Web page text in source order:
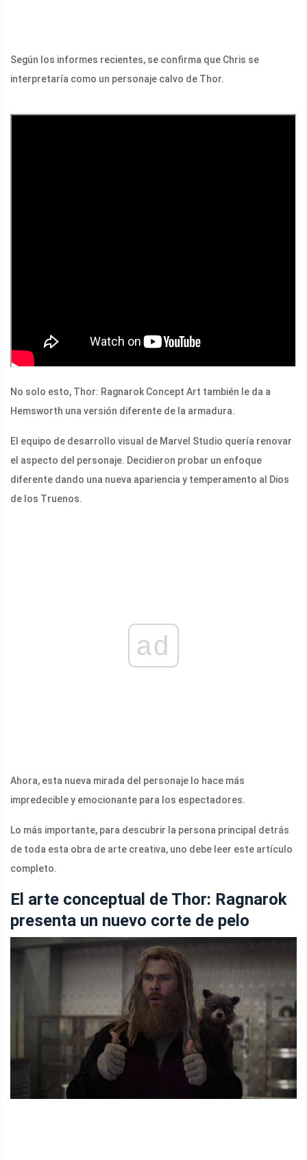
Según los informes recientes, se confirma que Chris se
interpretaría como un personaje calvo de Thor.
No solo esto, Thor: Ragnarok Concept Art también le da a
Hemsworth una versión diferente de la armadura.
El equipo de desarrollo visual de Marvel Studio quería renovar
el aspecto del personaje. Decidieron probar un enfoque
diferente dando una nueva apariencia y temperamento al Dios
de los Truenos.
ad
Ahora, esta nueva mirada del personaje lo hace más
impredecible y emocionante para los espectadores.
Lo más importante, para descubrir la persona principal detrás
de toda esta obra de arte creativa, uno debe leer este artículo
completo.
El arte conceptual de Thor: Ragnarok
presenta un nuevo corte de pelo